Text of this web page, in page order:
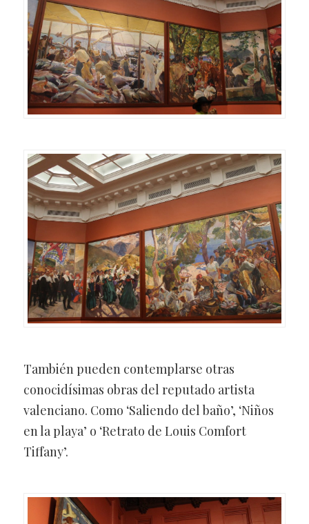
También pueden contemplarse otras
conocidísimas obras del reputado artista
valenciano. Como ‘Saliendo del baño’, ‘Niños
en la playa’ o ‘Retrato de Louis Comfort
Tiffany’.